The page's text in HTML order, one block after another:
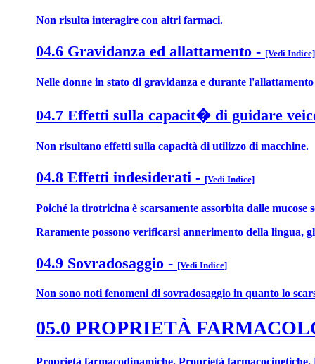
Non risulta interagire con altri farmaci.
04.6 Gravidanza ed allattamento - [Vedi Indice]
Nelle donne in stato di gravidanza e durante
04.7 Effetti sulla capacit� di guidare
Non risultano effetti sulla capacità di utilizzo di macchine.
04.8 Effetti indesiderati - [Vedi Indice]
Poiché la tirotricina è scarsamente assorbita dalle
Raramente possono verificarsi annerimento della lingua,
04.9 Sovradosaggio - [Vedi Indice]
Non sono noti fenomeni di sovradosaggio in quanto lo
05.0 PROPRIETÀ
Proprietà farmacodinamiche. Proprietà